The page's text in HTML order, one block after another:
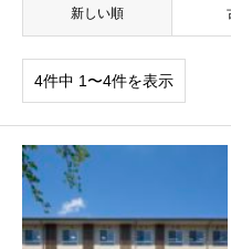
新しい順
4件中 1〜4件を表示